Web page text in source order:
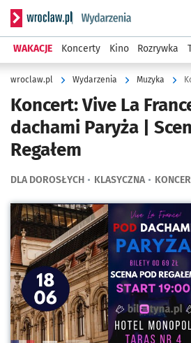
Serwis informacyjny wroclaw.pl
WAKACJE Koncerty Kino Rozrywka
wroclaw.pl Wydarzenia Muzyka
Koncert: Vive La
dachami Paryża |
Regałem
DLA DOROSŁYCH KLASYCZNA
Kliknij, aby powiększyć